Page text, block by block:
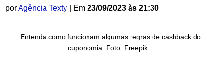
porAgência Texty | Em 23/09/2023 às 21:30
Entenda como funcionam algumas regras de cashback do
cuponomia. Foto: Freepik.